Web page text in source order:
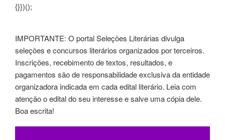
{}})();
IMPORTANTE: O portal Seleções Literárias divulga
seleções e concursos literários organizados por terceiros.
Inscrições, recebimento de textos, resultados, e
pagamentos são de responsabilidade exclusiva da entidade
organizadora indicada em cada edital literário. Leia com
atenção o edital do seu interesse e salve uma cópia dele.
Boa escrita!